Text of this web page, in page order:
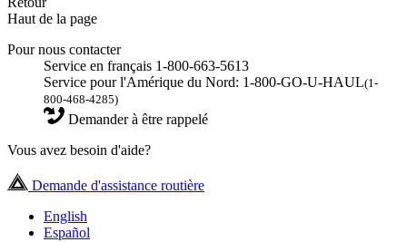
Haut de la page
Pour nous contacter
Service en français 1-800-663-5613
Service pour l'Amérique du Nord: 1-800-GO-U-HAUL(1-
800-468-4285)
Demander à être rappelé
Vous avez besoin d'aide?
Demande d'assistance routière
English
Español